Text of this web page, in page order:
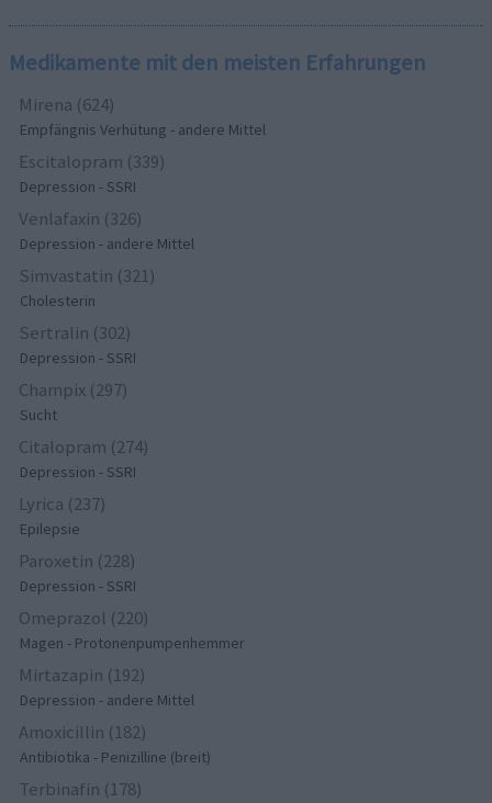
Medikamente mit den meisten Erfahrungen
Mirena (624)
Empfängnis Verhütung - andere Mittel
Escitalopram (339)
Depression - SSRI
Venlafaxin (326)
Depression - andere Mittel
Simvastatin (321)
Cholesterin
Sertralin (302)
Depression - SSRI
Champix (297)
Sucht
Citalopram (274)
Depression - SSRI
Lyrica (237)
Epilepsie
Paroxetin (228)
Depression - SSRI
Omeprazol (220)
Magen - Protonenpumpenhemmer
Mirtazapin (192)
Depression - andere Mittel
Amoxicillin (182)
Antibiotika - Penizilline (breit)
Terbinafin (178)